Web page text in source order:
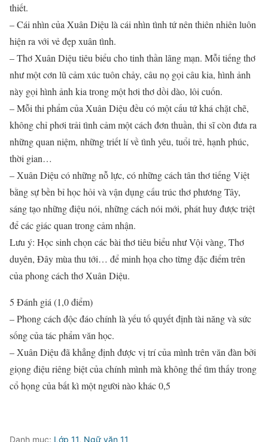
thiết.
– Cái nhìn của Xuân Diệu là cái nhìn tình tứ nên thiên nhiên luôn
hiện ra với vẻ đẹp xuân tình.
– Thơ Xuân Diệu tiêu biểu cho tinh thần lãng mạn. Mỗi tiếng thơ
như một cơn lũ cảm xúc tuôn chảy, câu nọ gọi câu kia, hình ảnh
này gọi hình ảnh kia trong một hơi thơ dồi dào, lôi cuốn.
– Mỗi thi phẩm của Xuân Diệu đều có một cấu tứ khá chặt chẽ,
không chỉ phơi trải tình cảm một cách đơn thuần, thi sĩ còn đưa ra
những quan niệm, những triết lí về tình yêu, tuổi trẻ, hạnh phúc,
thời gian…
– Xuân Diệu có những nỗ lực, có những cách tân thơ tiếng Việt
bằng sự bền bỉ học hỏi và vận dụng cấu trúc thơ phương Tây,
sáng tạo những điệu nói, những cách nói mới, phát huy được triệt
để các giác quan trong cảm nhận.
Lưu ý: Học sinh chọn các bài thơ tiêu biểu như Vội vàng, Thơ
duyên, Đây mùa thu tới… để minh họa cho từng đặc điểm trên
của phong cách thơ Xuân Diệu.
5 Đánh giá (1,0 điểm)
– Phong cách độc đáo chính là yếu tố quyết định tài năng và sức
sống của tác phẩm văn học.
– Xuân Diệu đã khẳng định được vị trí của mình trên văn đàn bởi
giọng điệu riêng biệt của chính mình mà không thể tìm thấy trong
cổ họng của bất kì một người nào khác 0,5
Danh mục: Lớp 11, Ngữ văn 11